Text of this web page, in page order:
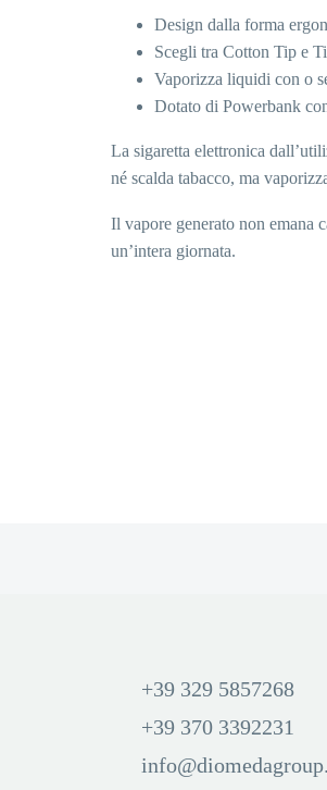
Design dalla forma
Scegli tra Cotton Tip e
Vaporizza liquidi con o
Dotato di Powerbank
La sigaretta elettronica
né scalda tabacco, ma
Il vapore generato non emana
un’intera giornata.
+39 329 5857268
+39 370 3392231